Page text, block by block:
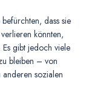
dass sie
könnten,
gibt jedoch viele
bleiben – von
anderen sozialen